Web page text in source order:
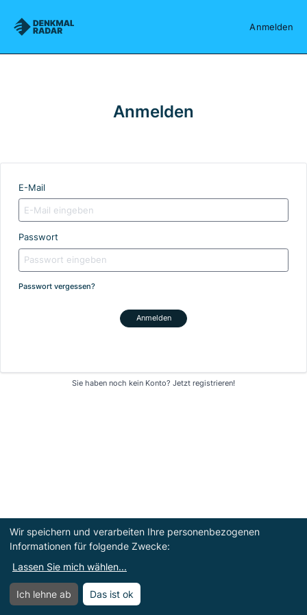
Denkmalradar Anmelden
Menü öffnen
Anmelden
E-Mail
Passwort
Passwort vergessen?
Anmelden
Sie haben noch kein Konto? Jetzt registrieren!
Wir speichern und verarbeiten Ihre personenbezogenen
Informationen für folgende Zwecke:
Lassen Sie mich wählen...
Ich lehne ab Das ist ok